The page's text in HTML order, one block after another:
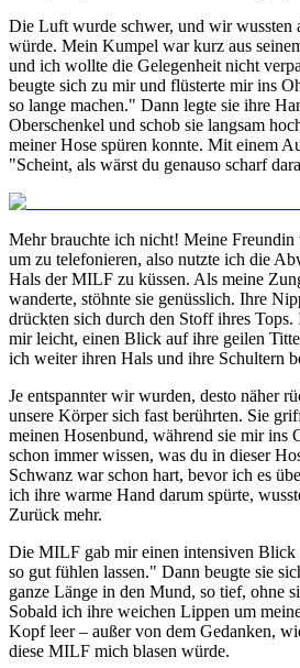
Die Luft wurde schwer, und wir wussten
würde. Mein Kumpel war kurz aus
und ich wollte die Gelegenheit nicht
beugte sich zu mir und flüsterte mir ins
so lange machen." Dann legte sie ihre
Oberschenkel und schob sie langsam
meiner Hose spüren konnte. Mit einem
"Scheint, als wärst du genauso scharf
Mehr brauchte ich nicht! Meine Freundin
um zu telefonieren, also nutzte ich die
Hals der MILF zu küssen. Als meine
wanderte, stöhnte sie genüsslich. Ihre
drückten sich durch den Stoff ihres
mir leicht, einen Blick auf ihre geilen
ich weiter ihren Hals und ihre Schultern
Je entspannter wir wurden, desto näher
unsere Körper sich fast berührten. Sie
meinen Hosenbund, während sie mir ins
schon immer wissen, was du in dieser
Schwanz war schon hart, bevor ich es
ich ihre warme Hand darum spürte,
Zurück mehr.
Die MILF gab mir einen intensiven
so gut fühlen lassen." Dann beugte sie
ganze Länge in den Mund, so tief, ohne
Sobald ich ihre weichen Lippen um
Kopf leer – außer von dem Gedanken,
diese MILF mich blasen würde.